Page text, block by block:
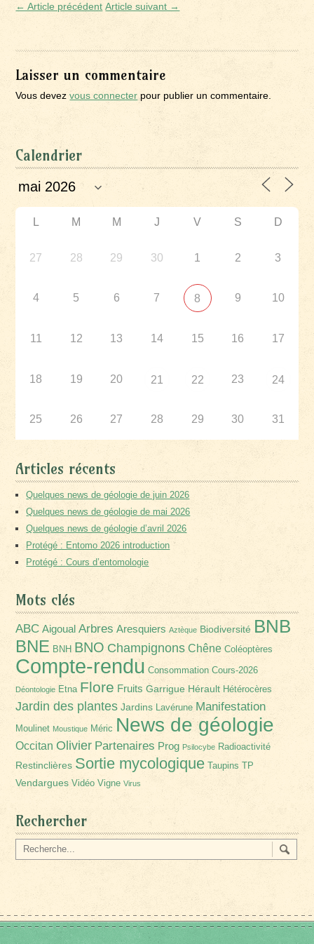
← Article précédent Article suivant →
Laisser un commentaire
Vous devezvous connecter pour publier un commentaire.
Calendrier
L M M J V S D
27 28 29 30 1 2 3
4 5 6 7 8 9 10
11 12 13 14 15 16 17
18 19 20 21 22 23 24
25 26 27 28 29 30 31
Articles récents
Quelques news de géologie de juin 2026
Quelques news de géologie de mai 2026
Quelques news de géologie d’avril 2026
Protégé : Entomo 2026 introduction
Protégé : Cours d’entomologie
Mots clés
ABC Aigoual Arbres Aresquiers Aztèque Biodiversité BNB
BNE BNH BNO Champignons Chêne Coléoptères
Compte-rendu Consommation Cours-2026
Déontologie Etna Flore Fruits Garrigue Hérault Hétérocères
Jardin des plantes Jardins Lavérune Manifestation
Moulinet Moustique Méric News de géologie
Occitan Olivier Partenaires Prog Psilocybe Radioactivité
Restinclières Sortie mycologique Taupins TP
Vendargues Vidéo Vigne Virus
Rechercher